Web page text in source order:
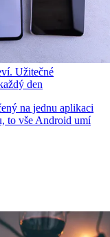
Užitečné
den
na jednu aplikaci
to vše Android umí